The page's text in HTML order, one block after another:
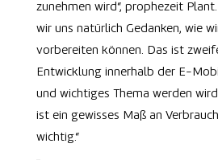
zunehmen wird“, prophezeit
wir uns natürlich Gedanken, wie
vorbereiten können. Das ist
Entwicklung innerhalb der E-
und wichtiges Thema werden
ist ein gewisses Maß an
wichtig.“